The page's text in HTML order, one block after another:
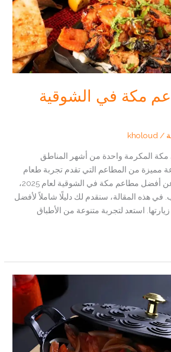
مطاعم مكة في الشوقية
/
kholoud
مكة المكرمة واحدة من أشهر المناطق
مميزة من المطاعم التي تقدم تجربة طعام
استثنائية. إذا كنت تبحث عن أفضل مطاعم مكة في الشوقية لعام 2025،
في هذه المقالة، سنقدم لك دليلًا شاملاً لأفضل
استعد لتجربة متنوعة من الأطباق